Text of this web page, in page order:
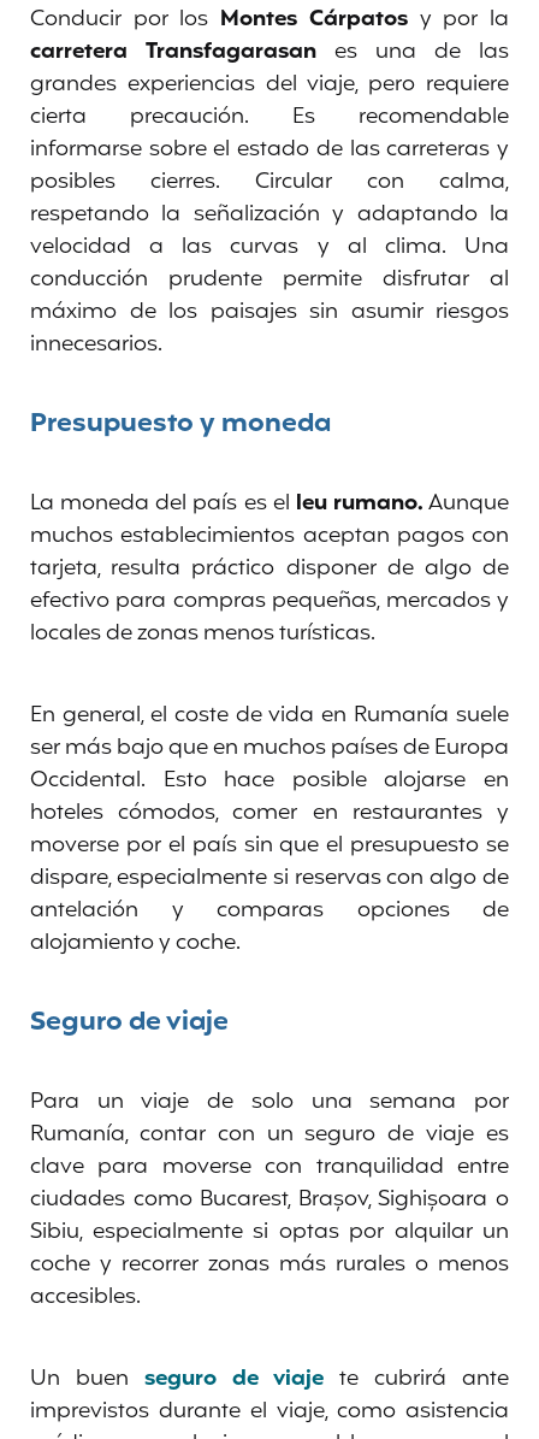
Conducir por los Montes Cárpatosy por la
carretera Transfagarasan es una de las
grandes experiencias del viaje, pero requiere
cierta precaución. Es recomendable
informarse sobre el estado de las carreteras y
posibles cierres. Circular con calma,
respetando la señalización y adaptando la
velocidad a las curvas y al clima. Una
conducción prudente permite disfrutar al
máximo de los paisajes sin asumir riesgos
innecesarios.
Presupuesto y moneda
La moneda del país es el leu rumano.Aunque
muchos establecimientos aceptan pagos con
tarjeta, resulta práctico disponer de algo de
efectivo para compras pequeñas, mercados y
locales de zonas menos turísticas.
En general, el coste de vida en Rumanía suele
ser más bajo que en muchos países de Europa
Occidental. Esto hace posible alojarse en
hoteles cómodos, comer en restaurantes y
moverse por el país sin que el presupuesto se
dispare, especialmente si reservas con algo de
antelación y comparas opciones de
alojamiento y coche.
Seguro de viaje
Para un viaje de solo una semana por
Rumanía, contar con un seguro de viaje es
clave para moverse con tranquilidad entre
ciudades como Bucarest, Brașov, Sighișoara o
Sibiu, especialmente si optas por alquilar un
coche y recorrer zonas más rurales o menos
accesibles.
Un buen seguro de viaje te cubrirá ante
imprevistos durante el viaje, como asistencia